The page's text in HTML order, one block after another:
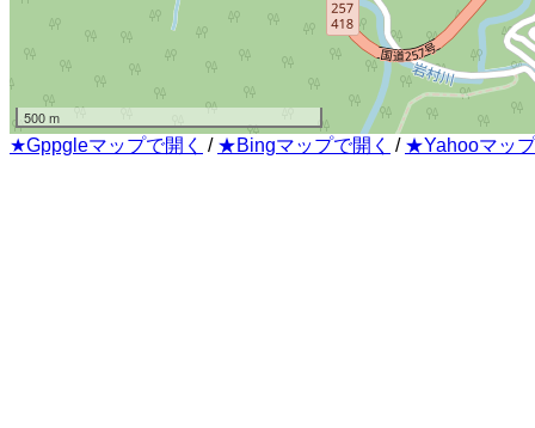
500 m
★Gppgleマップで開く / ★Bingマップで開く / ★Yahooマッ